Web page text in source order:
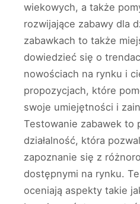
wiekowych, a także
rozwijające zabawy dla
zabawkach to także
dowiedzieć się o
nowościach na rynku i
propozycjach, które
swoje umiejętności i
Testowanie zabawek to
działalność, która
zapoznanie się z
dostępnymi na rynku.
oceniają aspekty takie